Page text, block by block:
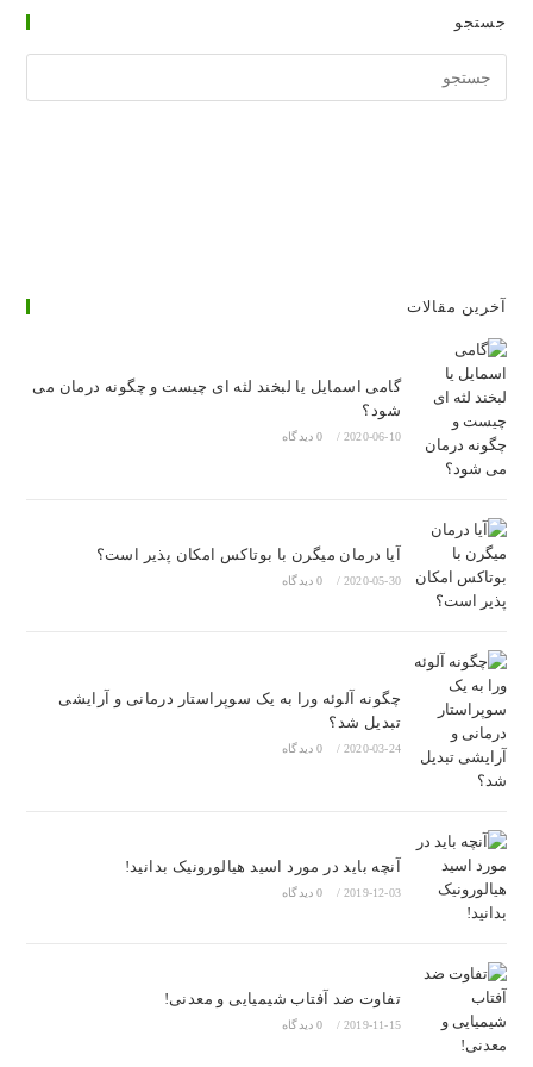
جستجو
وبسایت
آخرین مقالات
گامی اسمایل یا لبخند لثه ای چیست و چگونه درمان می
شود؟
2020-06-10
/ 0 دیدگاه
آیا درمان میگرن با بوتاکس امکان پذیر است؟
2020-05-30
/ 0 دیدگاه
چگونه آلوئه ورا به یک سوپراستار درمانی و آرایشی
تبدیل شد؟
2020-03-24
/ 0 دیدگاه
آنچه باید در مورد اسید هیالورونیک بدانید!
2019-12-03
/ 0 دیدگاه
تفاوت ضد آفتاب‌ شیمیایی و معدنی!
2019-11-15
/ 0 دیدگاه